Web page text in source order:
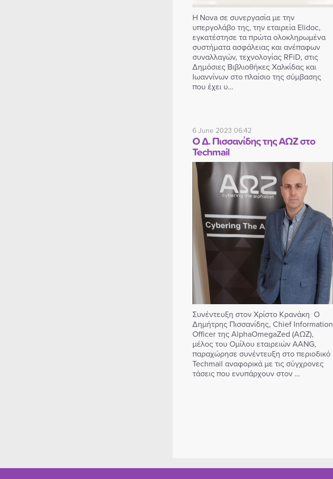
H Nova σε συνεργασία με την
υπεργολάβο της, την εταιρεία Elidoc,
εγκατέστησε τα πρώτα ολοκληρωμένα
συστήματα ασφάλειας και ανέπαφων
συναλλαγών, τεχνολογίας RFiD, στις
Δημόσιες Βιβλιοθήκες Χαλκίδας και
Ιωαννίνων στο πλαίσιο της σύμβασης
που έχει υ…
6 June 2023 06:42
O Δ. Πισσανίδης της ΑΩΖ στο
Techmail
Συνέντευξη στον Χρίστο Κρανάκη Ο
Δημήτρης Πισσανίδης, Chief Information
Officer της AlphaOmegaZed (AΩΖ),
μέλος του Ομίλου εταιρειών AANG,
παραχώρησε συνέντευξη στο περιοδικό
Techmail αναφορικά με τις σύγχρονες
τάσεις που ενυπάρχουν στον …